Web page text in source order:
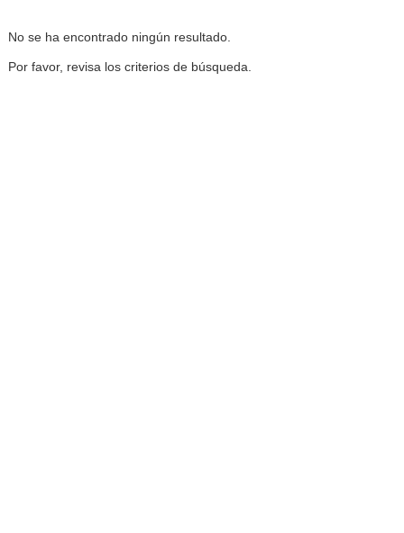
No se ha encontrado ningún resultado.
Por favor, revisa los criterios de búsqueda.